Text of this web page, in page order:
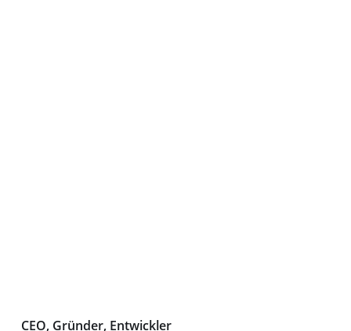
CEO, Gründer, Entwickler